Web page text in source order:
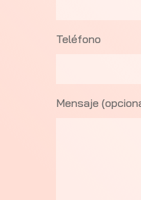
Teléfono
Mensaje